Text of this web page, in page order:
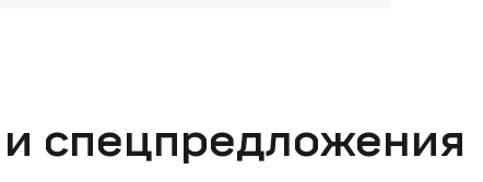
спецпредложения